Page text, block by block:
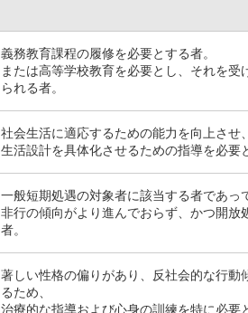
義務教育課程の履修を必要とする者。
または高等学校教育を必要とし、それを受
られる者。
社会生活に適応するための能力を向上させ、
生活設計を具体化させるための指導を必要
一般短期処遇の対象者に該当する者であっ
非行の傾向がより進んでおらず、かつ開放
者。
著しい性格の偏りがあり、反社会的な行動
るため、
治療的な指導および心身の訓練を特に必要